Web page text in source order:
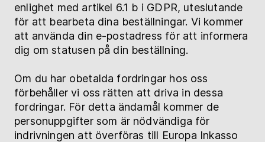
enlighet med artikel 6.1 b i GDPR, uteslutande
för att bearbeta dina beställningar. Vi kommer
att använda din e-postadress för att informera
dig om statusen på din beställning.
Om du har obetalda fordringar hos oss
förbehåller vi oss rätten att driva in dessa
fordringar. För detta ändamål kommer de
personuppgifter som är nödvändiga för
indrivningen att överföras till Europa Inkasso